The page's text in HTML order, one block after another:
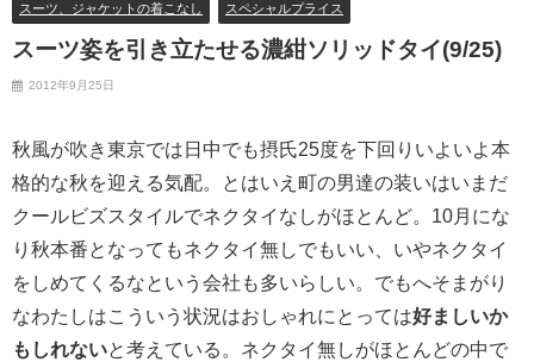
スーツ、ジャケットの着こなし スペシャルプライス
スーツ姿を引き立たせる濃紺ソリッドタイ(9/25)
2012年9月25日
秋風が吹き東京では日中でも摂氏25度を下回りいよいよ本
格的な秋を迎える気配。とはいえ町の男達の装いはいまだ
クールビズスタイルでネクタイなしがほとんど。10月にな
り秋本番となってもネクタイ無しでもいい、いやネクタイ
をしめてくるなという会社も多いらしい。でもへそまがり
なわたしはこういう状況はおしゃれにとっては好ましいか
もしれないと考えている。ネクタイ無しがほとんどの中で